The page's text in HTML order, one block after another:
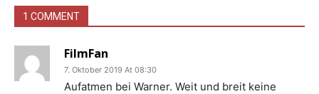
1 COMMENT
FilmFan
7. Oktober 2019 At 08:30
Aufatmen bei Warner. Weit und breit keine